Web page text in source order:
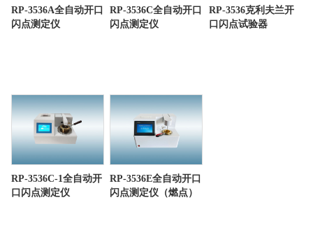
RP-3536A全自动开口
闪点测定仪
RP-3536C全自动开口
闪点测定仪
RP-3536克利夫兰开
口闪点试验器
RP-3536C-1全自动开
口闪点测定仪
RP-3536E全自动开口
闪点测定仪（燃点）